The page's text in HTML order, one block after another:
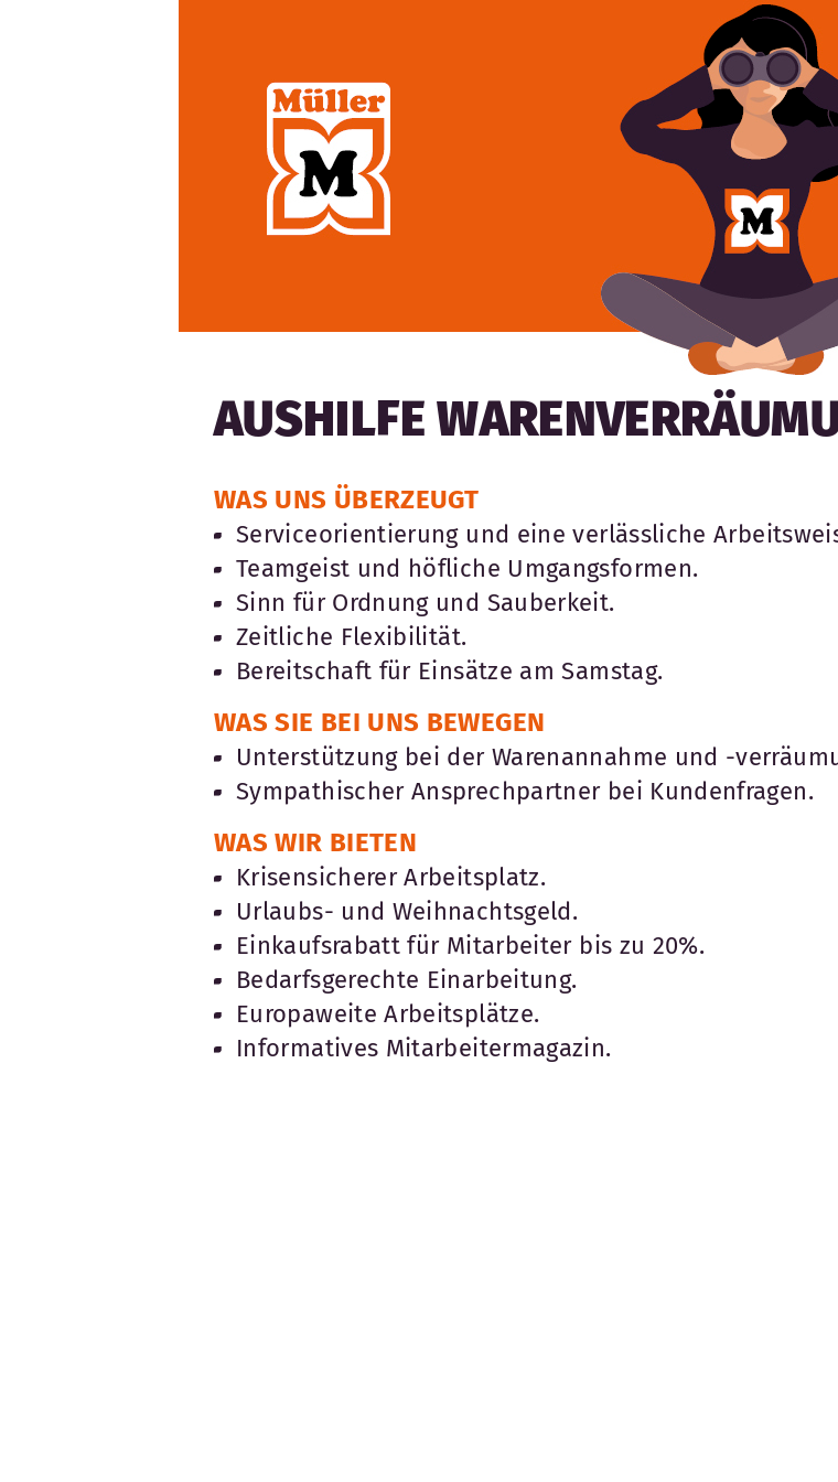
AUSHILFE
WAS UNS ÜBERZEUGT
Serviceorientierung und eine verlässliche
Teamgeist und höfliche Umgangsformen.
Sinn für Ordnung und Sauberkeit.
Zeitliche Flexibilität.
Bereitschaft für Einsätze am Samstag.
WAS SIE BEI UNS BEWEGEN
Unterstützung bei der Warenannahme und -
Sympathischer Ansprechpartner bei Kundenfragen.
WAS WIR BIETEN
Krisensicherer Arbeitsplatz.
Urlaubs- und Weihnachtsgeld.
Einkaufsrabatt für Mitarbeiter bis zu 20%.
Bedarfsgerechte Einarbeitung.
Europaweite Arbeitsplätze.
Informatives Mitarbeitermagazin.